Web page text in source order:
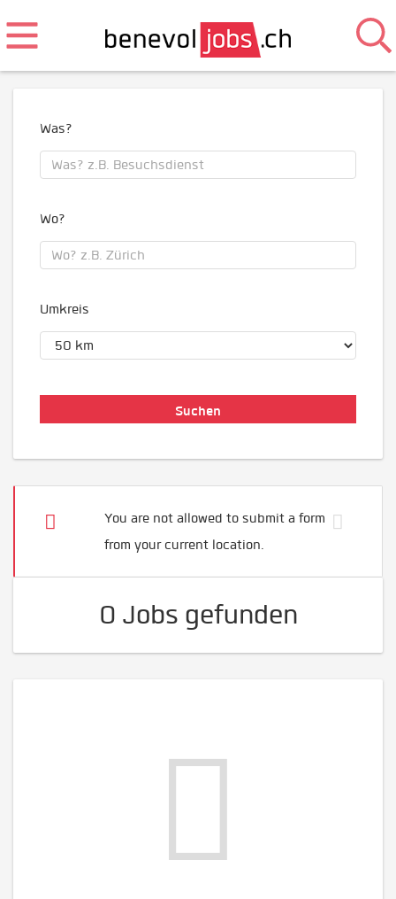
Was?
Wo?
Umkreis
You are not allowed to submit a form
from your current location.
0 Jobs gefunden